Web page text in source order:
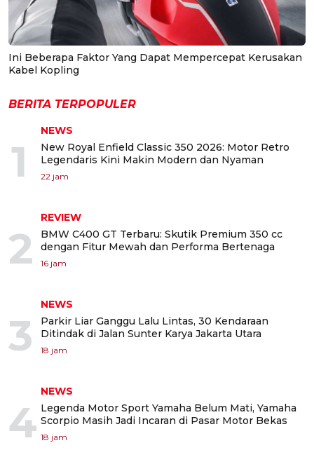
Ini Beberapa Faktor Yang Dapat Mempercepat Kerusakan
Kabel Kopling
BERITA TERPOPULER
1
NEWS
New Royal Enfield Classic 350 2026: Motor Retro
Legendaris Kini Makin Modern dan Nyaman
22 jam
2
REVIEW
BMW C400 GT Terbaru: Skutik Premium 350 cc
dengan Fitur Mewah dan Performa Bertenaga
16 jam
3
NEWS
Parkir Liar Ganggu Lalu Lintas, 30 Kendaraan
Ditindak di Jalan Sunter Karya Jakarta Utara
18 jam
4
NEWS
Legenda Motor Sport Yamaha Belum Mati, Yamaha
Scorpio Masih Jadi Incaran di Pasar Motor Bekas
18 jam